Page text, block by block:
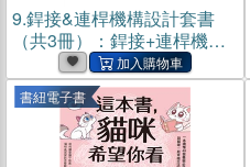
9.銲接&連桿機構設計套書
（共3冊）：銲接+連桿機構
+機械設計(電子書)
書紐電子書